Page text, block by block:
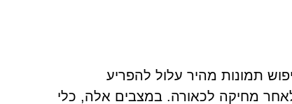
תמונות מהיר עלול להפריע
מחיקה לכאורה. במצבים אלה, כלי